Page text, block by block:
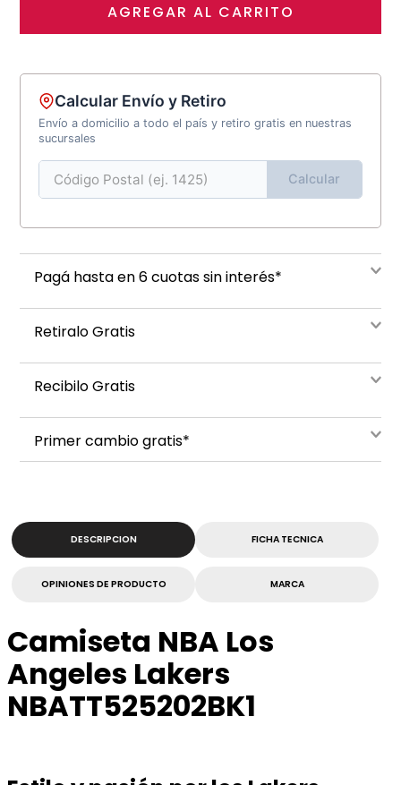
AGREGAR AL CARRITO
Calcular Envío y Retiro
Envío a domicilio a todo el país y retiro gratis en nuestras
sucursales
Calcular
Pagá hasta en 6 cuotas sin interés*
Retiralo Gratis
Recibilo Gratis
Primer cambio gratis*
DESCRIPCION FICHA TECNICA
OPINIONES DE PRODUCTO MARCA
Camiseta NBA Los
Angeles Lakers
NBATT525202BK1